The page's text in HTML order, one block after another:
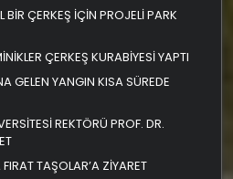
BİR ÇERKEŞ İÇİN PROJELİ PARK
ÇERKEŞ KURABİYESİ YAPTI
GELEN YANGIN KISA SÜREDE
REKTÖRÜ PROF. DR.
TAŞOLAR’A ZİYARET